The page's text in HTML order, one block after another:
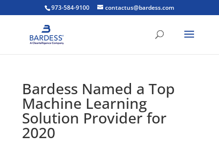
973-584-9100 contactus@bardess.com
Bardess Named a Top
Machine Learning
Solution Provider for
2020